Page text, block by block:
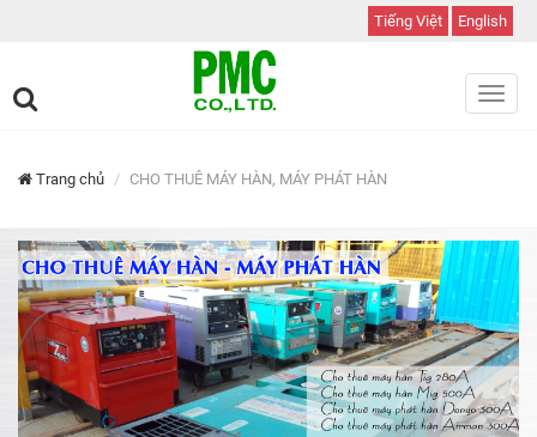
Tiếng Việt English
Trang chủ CHO THUÊ MÁY HÀN, MÁY PHÁT HÀN